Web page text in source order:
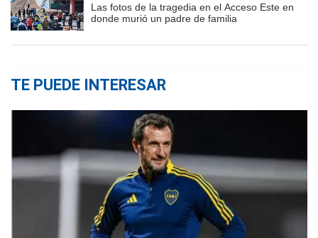
Las fotos de la tragedia en el Acceso Este en
donde murió un padre de familia
TE PUEDE INTERESAR